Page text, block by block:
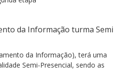
da Informação turma Semi
da Informação), terá uma
Semi-Presencial, sendo as